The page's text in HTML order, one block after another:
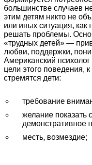
большинстве случаев
этим детям никто не
или иных ситуация, как
решать проблемы.
«трудных детей» —
любви, поддержки,
Американский психолог
цели этого поведения,
стремятся дети:
требование
желание показать
демонстративное
месть, возмездие;